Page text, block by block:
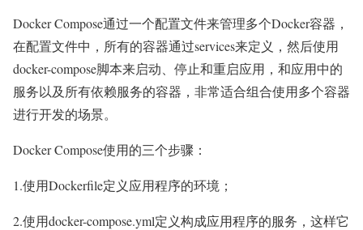
Docker Compose通过一个配置文件来管理多个Docker容器，
在配置文件中，所有的容器通过services来定义，然后使用
docker-compose脚本来启动、停止和重启应用，和应用中的
服务以及所有依赖服务的容器，非常适合组合使用多个容器
进行开发的场景。
Docker Compose使用的三个步骤：
1.使用Dockerfile定义应用程序的环境；
2.使用docker-compose.yml定义构成应用程序的服务，这样它